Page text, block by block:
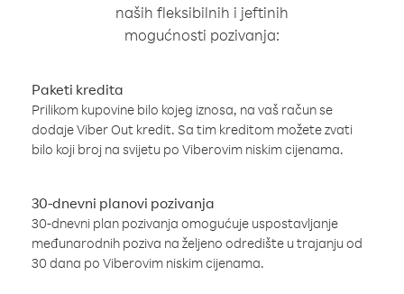
naših fleksibilnih i jeftinih
mogućnosti pozivanja:
Paketi kredita
Prilikom kupovine bilo kojeg iznosa, na vaš račun se
dodaje Viber Out kredit. Sa tim kreditom možete zvati
bilo koji broj na svijetu po Viberovim niskim cijenama.
30-dnevni planovi pozivanja
30-dnevni plan pozivanja omogućuje uspostavljanje
međunarodnih poziva na željeno odredište u trajanju od
30 dana po Viberovim niskim cijenama.